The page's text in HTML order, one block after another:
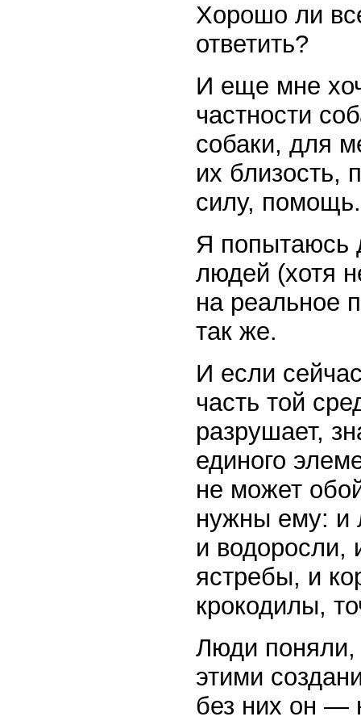
Хорошо ли
ответить?
И еще мне
частности
собаки, для
их близость,
силу, помощь.
Я попытаюсь
людей (хотя
на реальное
так же.
И если
часть той
разрушает,
единого
не может
нужны ему: и
и водоросли,
ястребы, и
крокодилы,
Люди поняли,
этими
без них он —